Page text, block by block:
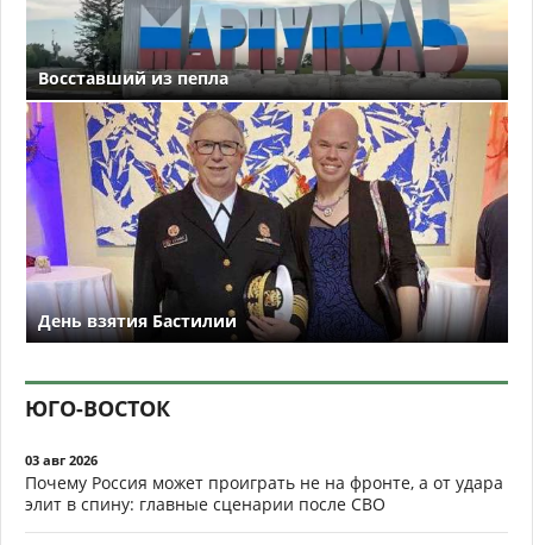
Восставший из пепла
День взятия Бастилии
ЮГО-ВОСТОК
03 авг 2026
Почему Россия может проиграть не на фронте, а от удара
элит в спину: главные сценарии после СВО